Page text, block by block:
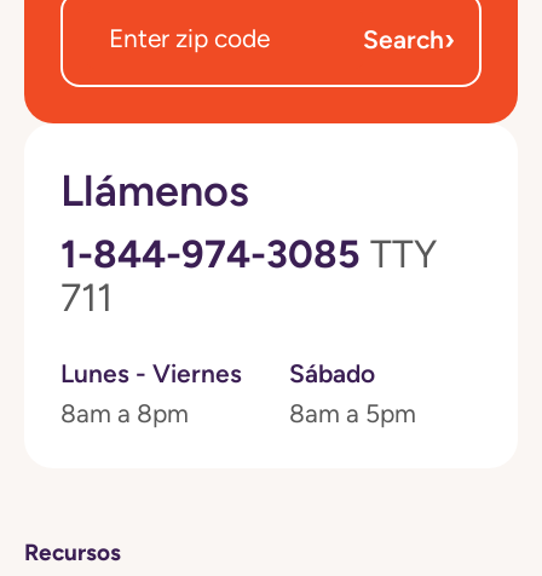
Search›
Llámenos
1-844-974-3085 TTY
711
Lunes - Viernes
8am a 8pm
Sábado
8am a 5pm
Recursos